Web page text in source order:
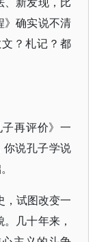
》确实说不清
？札记？都
子再评价》一
你说孔子学说
，试图改变一
几十年来，